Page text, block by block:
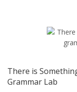
There is
Grammar Lab